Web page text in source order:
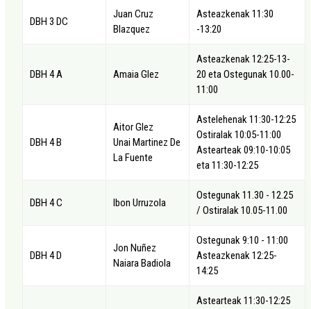
DBH 3 DC
Juan Cruz
Blazquez
Asteazkenak 11:30
-13:20
DBH 4 A Amaia Glez
Asteazkenak 12:25-13-
20 eta Ostegunak 10.00-
11:00
DBH 4 B
Aitor Glez
Unai Martinez De
La Fuente
Astelehenak 11:30-12:25
Ostiralak 10:05-11:00
Astearteak 09:10-10:05
eta 11:30-12:25
DBH 4 C Ibon Urruzola
Ostegunak 11.30 - 12.25
/ Ostiralak 10.05-11.00
DBH 4 D
Jon Nuñez
Naiara Badiola
Ostegunak 9:10 - 11:00
Asteazkenak 12:25-
14:25
Astearteak 11:30-12:25